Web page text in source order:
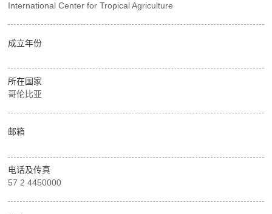
International Center for Tropical Agriculture
成立年份
所在国家
哥伦比亚
邮箱
电话及传真
57 2 4450000